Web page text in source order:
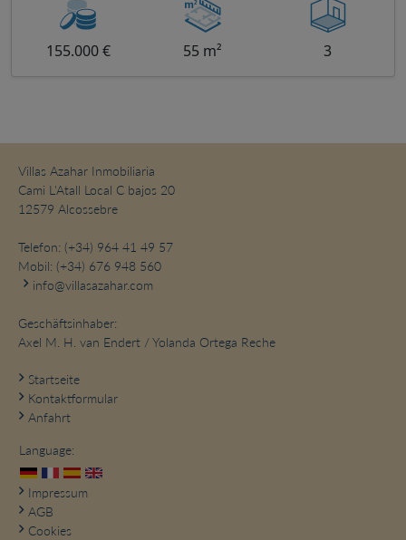
155.000 € 55 m² 3
Villas Azahar Inmobiliaria
Cami L'Atall Local C bajos 20
12579 Alcossebre
Telefon: (+34) 964 41 49 57
Mobil: (+34) 676 948 560
info@villasazahar.com
Geschäftsinhaber:
Axel M. H. van Endert / Yolanda Ortega Reche
Startseite
Kontaktformular
Anfahrt
Language:
Impressum
AGB
Cookies